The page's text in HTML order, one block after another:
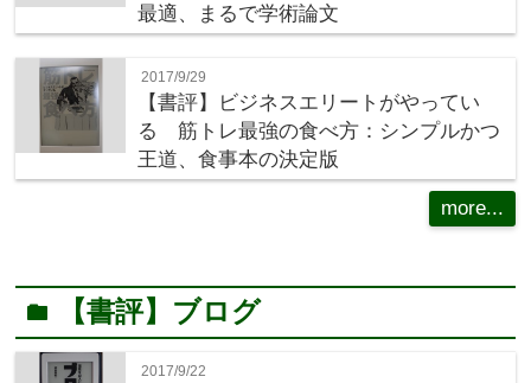
最適、まるで学術論文
2017/9/29
【書評】ビジネスエリートがやってい
る 筋トレ最強の食べ方：シンプルかつ
王道、食事本の決定版
more...
folder 【書評】ブログ
2017/9/22